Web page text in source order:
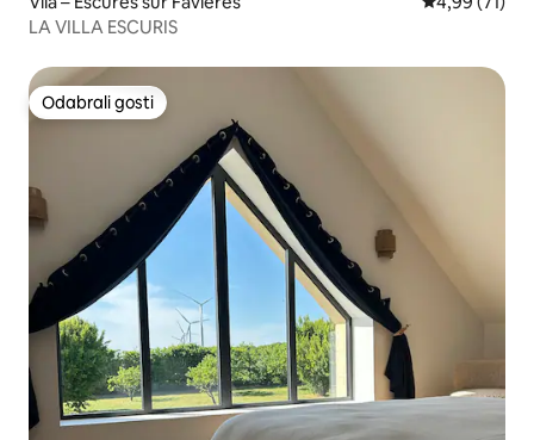
LA VILLA ESCURIS
Odabrali gosti
Odabrali gosti